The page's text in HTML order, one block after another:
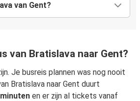
van Gent?
van Bratislava naar Gent?
Je busreis plannen was nog nooit
Bratislava naar Gent duurt
en er zijn al tickets vanaf